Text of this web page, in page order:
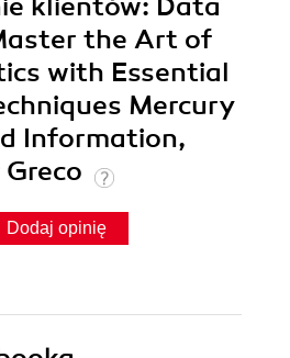
the Art of
with Essential
Mercury
Information,
Dodaj opinię